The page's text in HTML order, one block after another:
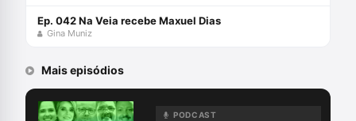
Ep. 042 Na Veia recebe Maxuel Dias
Gina Muniz
Mais episódios
PODCAST